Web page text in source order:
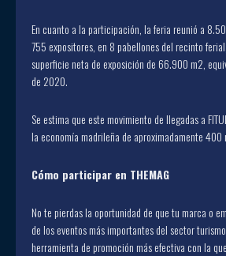
En cuanto a la participación, la feria reunió a
755 expositores, en 8 pabellones del recinto
superficie neta de exposición de 66.900 m2,
de 2020.
Se estima que este movimiento de llegadas a
la economía madrileña de aproximadamente 400
Cómo participar en THEMAG
No te pierdas la oportunidad de que tu marca o
de los eventos más importantes del sector
herramienta de promoción más efectiva con la